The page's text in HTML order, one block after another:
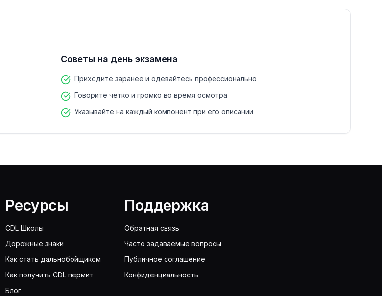
Советы на день экзамена
Приходите заранее и одевайтесь профессионально
Говорите четко и громко во время осмотра
Указывайте на каждый компонент при его описании
Ресурсы
CDL Школы
Дорожные знаки
Как стать дальнобойщиком
Как получить CDL пермит
Блог
Поддержка
Обратная связь
Часто задаваемые вопросы
Публичное соглашение
Конфиденциальность